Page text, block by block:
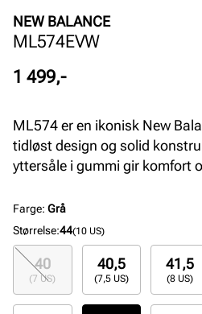
NEW BALANCE
ML574EVW
Pris
1 499,-
ML574 er en ikonisk New
tidløst design og solid
yttersåle i gummi gir komfort
Farge: Grå
Størrelse:44(10 US)
40
(7 US)
40,5
(7,5 US)
41,5
(8 US)